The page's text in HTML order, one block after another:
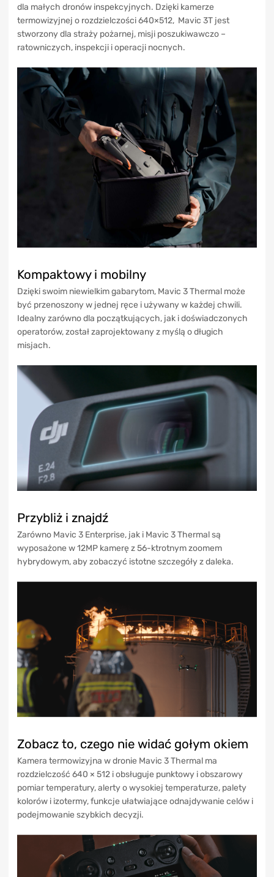
dla małych dronów inspekcyjnych. Dzięki kamerze
termowizyjnej o rozdzielczości 640×512, Mavic 3T jest
stworzony dla straży pożarnej, misji poszukiwawczo –
ratowniczych, inspekcji i operacji nocnych.
Kompaktowy i mobilny
Dzięki swoim niewielkim gabarytom, Mavic 3 Thermal może
być przenoszony w jednej ręce i używany w każdej chwili.
Idealny zarówno dla początkujących, jak i doświadczonych
operatorów, został zaprojektowany z myślą o długich
misjach.
Przybliż i znajdź
Zarówno Mavic 3 Enterprise, jak i Mavic 3 Thermal są
wyposażone w 12MP kamerę z 56-ktrotnym zoomem
hybrydowym, aby zobaczyć istotne szczegóły z daleka.
Zobacz to, czego nie widać gołym okiem
Kamera termowizyjna w dronie Mavic 3 Thermal ma
rozdzielczość 640 × 512 i obsługuje punktowy i obszarowy
pomiar temperatury, alerty o wysokiej temperaturze, palety
kolorów i izotermy, funkcje ułatwiające odnajdywanie celów i
podejmowanie szybkich decyzji.